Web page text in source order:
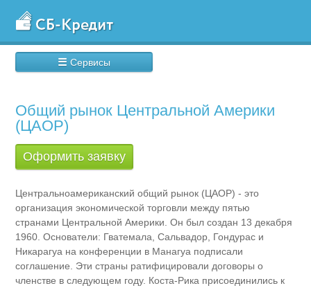
☰ Сервисы
Общий рынок Центральной Америки
(ЦАОР)
Оформить заявку
Центральноамериканский общий рынок (ЦАОР) - это
организация экономической торговли между пятью
странами Центральной Америки. Он был создан 13 декабря
1960. Основатели: Гватемала, Сальвадор, Гондурас и
Никарагуа на конференции в Манагуа подписали
соглашение. Эти страны ратифицировали договоры о
членстве в следующем году. Коста-Рика присоединились к